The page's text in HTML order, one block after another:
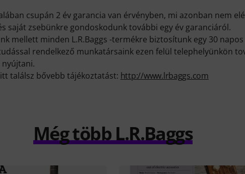
csupán 2 év garancia van érvényben, mi azonban nem
saját zsebünkre gondoskodunk további egy év garanciáról.
mellett minden L.R.Baggs -termékre biztosítunk egy 30
rendelkező munkatársaink ezen felül telephelyünkön
nyújtani.
találsz bővebb tájékoztatást: http://www.lrbaggs.com
Még több L.R.Baggs